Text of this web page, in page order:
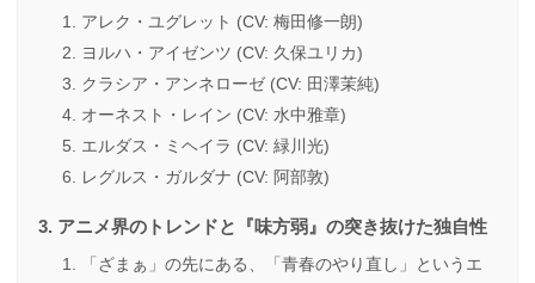
アレク・ユグレット (CV: 梅田修一朗)
ヨルハ・アイゼンツ (CV: 久保ユリカ)
クラシア・アンネローゼ (CV: 田澤茉純)
オーネスト・レイン (CV: 水中雅章)
エルダス・ミヘイラ (CV: 緑川光)
レグルス・ガルダナ (CV: 阿部敦)
アニメ界のトレンドと『味方弱』の突き抜けた独自性
「ざまぁ」の先にある、「青春のやり直し」というエ